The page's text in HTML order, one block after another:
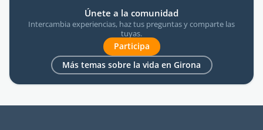
Únete a la comunidad
Intercambia experiencias, haz tus preguntas y comparte las
tuyas.
Participa
Más temas sobre la vida en Girona